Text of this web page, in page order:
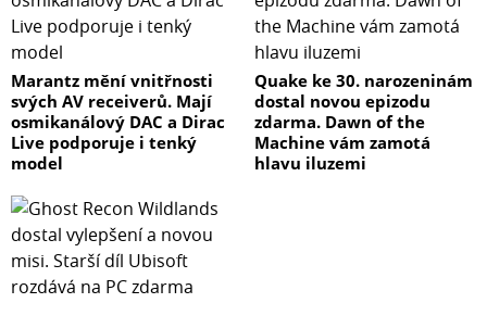
Marantz mění vnitřnosti
svých AV receiverů. Mají
osmikanálový DAC a Dirac
Live podporuje i tenký
model
Quake ke 30. narozeninám
dostal novou epizodu
zdarma. Dawn of the
Machine vám zamotá
hlavu iluzemi